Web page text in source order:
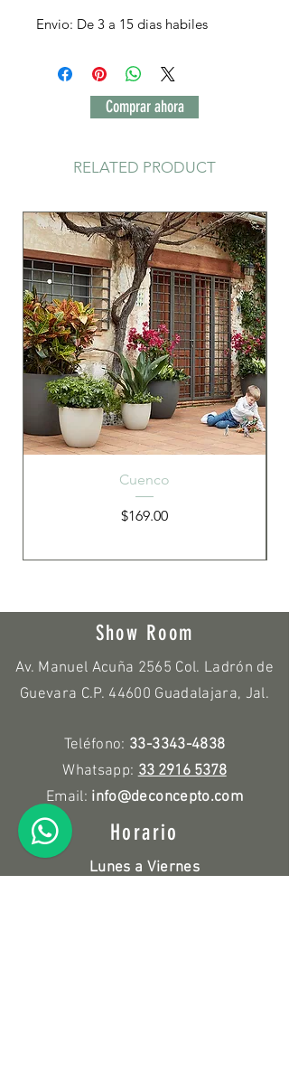
Envio: De 3 a 15 dias habiles
Comprar ahora
RELATED PRODUCT
Cuenco
Precio
$169.00
Show Room
Av. Manuel Acuña 2565 Col. Ladrón de
Guevara C.P. 44600 Guadalajara, Jal.
Teléfono: 33-3343-4838
Whatsapp:33 2916 5378
Email: info@deconcepto.com
Horario
Lunes a Viernes